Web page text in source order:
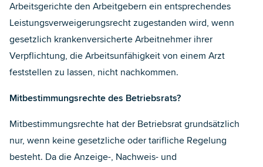
Arbeitsgerichte den Arbeitgebern ein entsprechendes
Leistungsverweigerungsrecht zugestanden wird, wenn
gesetzlich krankenversicherte Arbeitnehmer ihrer
Verpflichtung, die Arbeitsunfähigkeit von einem Arzt
feststellen zu lassen, nicht nachkommen.
Mitbestimmungsrechte des Betriebsrats?
Mitbestimmungsrechte hat der Betriebsrat grundsätzlich
nur, wenn keine gesetzliche oder tarifliche Regelung
besteht. Da die Anzeige-, Nachweis- und